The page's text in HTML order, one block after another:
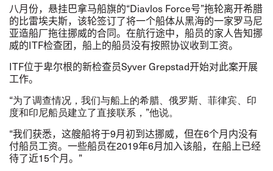
八月份，悬挂巴拿马船旗的“Diavlos Force号”拖轮离开希腊
的比雷埃夫斯，该轮签订了将一个船体从黑海的一家罗马尼
亚造船厂拖往挪威的合同。在航行途中，船员的家人告知挪
威的ITF检查团，船上的船员没有按照协议收到工资。
ITF位于卑尔根的新检查员Syver Grepstad开始对此案开展
工作。
“为了调查情况，我们与船上的希腊、俄罗斯、菲律宾、印
度和印尼船员建立了直接联系，”他说。
“我们获悉，这艘船将于9月初到达挪威，但在6个月内没有
付船员工资。一些船员在2019年6月加入该船，在船上已经
待了近15个月。 ”